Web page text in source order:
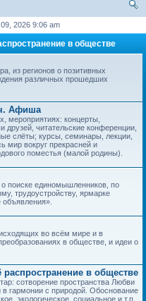
2026 9:06 am
в обществе
из регионов о позитивных
различных прошедших
Афиша
мероприятиях: концерты,
друзей, читательские конференции,
слёты; курсы, семинары, лекции,
мир вокруг прекрасней и
поместья (малой родины).
поиске единомышленников, по
трудоустройству, ярмарке
объявления».
во всём мире и в
в обществе, и идеи о
в обществе
сотворение пространства Любви
гармонии с природой. Обоснование
экологическое, социальное и т.п.